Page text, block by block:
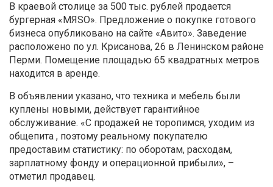
В краевой столице за 500 тыс. рублей продается
бургерная «МЯSО». Предложение о покупке готового
бизнеса опубликовано на сайте «Авито». Заведение
расположено по ул. Крисанова, 26 в Ленинском районе
Перми. Помещение площадью 65 квадратных метров
находится в аренде.
В объявлении указано, что техника и мебель были
куплены новыми, действует гарантийное
обслуживание. «С продажей не торопимся, уходим из
общепита , поэтому реальному покупателю
предоставим статистику: по оборотам, расходам,
зарплатному фонду и операционной прибыли», –
отметил продавец.